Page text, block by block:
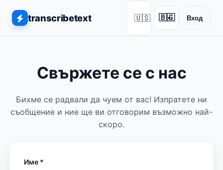
transcribetext 🇺🇸 🇧🇬
▾ Вход
Свържете се с нас
Бихме се радвали да чуем от вас! Изпратете ни
съобщение и ние ще ви отговорим възможно най-
скоро.
Име *